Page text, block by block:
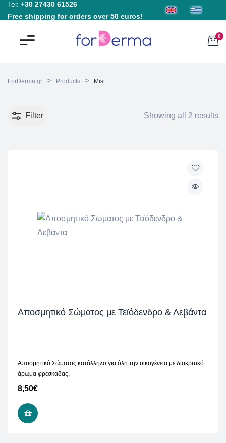
Tel: +30 27430 61526
Free shipping for orders over 50 euros!
0
ForDerma.gr > Products > Mist
Filter Showing all 2 results
Αποσμητικό Σώματος με Τεϊόδενδρο & Λεβάντα
Αποσμητικό Σώματος κατάλληλο για όλη την οικογένεια με διακριτικό
άρωμα φρεσκάδας.
8,50€